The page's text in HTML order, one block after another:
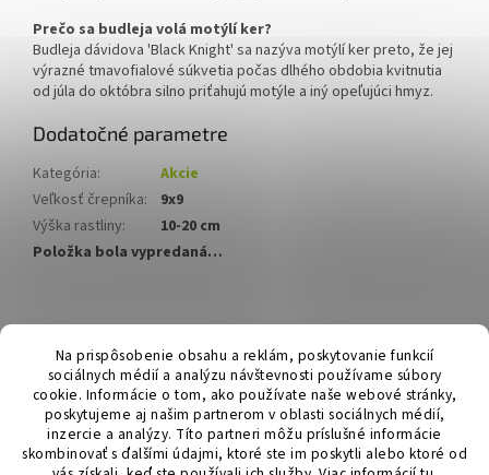
Na prispôsobenie obsahu a reklám, poskytovanie funkcií
sociálnych médií a analýzu návštevnosti používame súbory
cookie. Informácie o tom, ako používate naše webové stránky,
poskytujeme aj našim partnerom v oblasti sociálnych médií,
inzercie a analýzy. Títo partneri môžu príslušné informácie
skombinovať s ďalšími údajmi, ktoré ste im poskytli alebo ktoré od
Prečo sa budleja volá motýlí ker?
Budleja dávidova 'Black Knight' sa nazýva motýlí ker preto, že jej
výrazné tmavofialové súkvetia počas dlhého obdobia kvitnutia
od júla do októbra silno priťahujú motýle a iný opeľujúci hmyz.
Dodatočné parametre
Kategória:
Akcie
Veľkosť črepníka:
9x9
Výška rastliny:
10-20 cm
Položka bola vypredaná…
á
Hurmikaki.com